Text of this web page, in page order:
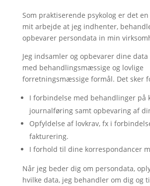
Som praktiserende psykolog er det
mit arbejde at jeg indhenter,
opbevarer persondata in min
Jeg indsamler og opbevarer dine
med behandlingsmæssige og lovlige
forretningsmæssige formål. Det sker
I forbindelse med behandlinger på
journalføring samt opbevaring af
Opfyldelse af lovkrav, fx i
fakturering.
I forhold til dine korrespondancer
Når jeg beder dig om persondata,
hvilke data, jeg behandler om dig og